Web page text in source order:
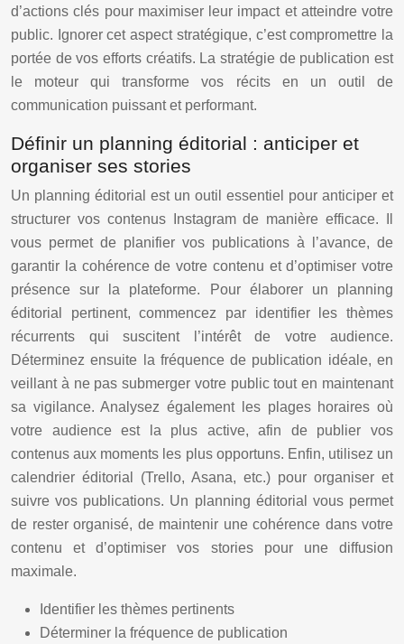
d’actions clés pour maximiser leur impact et atteindre votre
public. Ignorer cet aspect stratégique, c’est compromettre la
portée de vos efforts créatifs. La stratégie de publication est
le moteur qui transforme vos récits en un outil de
communication puissant et performant.
Définir un planning éditorial : anticiper et
organiser ses stories
Un planning éditorial est un outil essentiel pour anticiper et
structurer vos contenus Instagram de manière efficace. Il
vous permet de planifier vos publications à l’avance, de
garantir la cohérence de votre contenu et d’optimiser votre
présence sur la plateforme. Pour élaborer un planning
éditorial pertinent, commencez par identifier les thèmes
récurrents qui suscitent l’intérêt de votre audience.
Déterminez ensuite la fréquence de publication idéale, en
veillant à ne pas submerger votre public tout en maintenant
sa vigilance. Analysez également les plages horaires où
votre audience est la plus active, afin de publier vos
contenus aux moments les plus opportuns. Enfin, utilisez un
calendrier éditorial (Trello, Asana, etc.) pour organiser et
suivre vos publications. Un planning éditorial vous permet
de rester organisé, de maintenir une cohérence dans votre
contenu et d’optimiser vos stories pour une diffusion
maximale.
Identifier les thèmes pertinents
Déterminer la fréquence de publication